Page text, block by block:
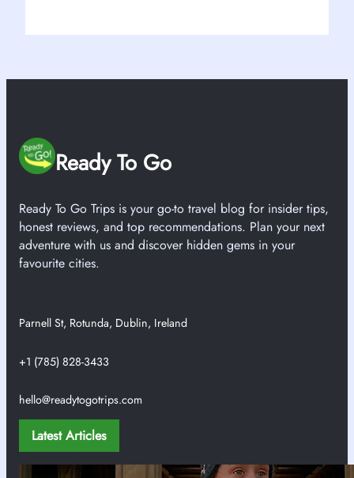
Ready To Go
Ready To Go Trips is your go-to travel blog for insider tips,
honest reviews, and top recommendations. Plan your next
adventure with us and discover hidden gems in your
favourite cities.
Parnell St, Rotunda, Dublin, Ireland
+1 (785) 828-3433
hello@readytogotrips.com
Latest Articles